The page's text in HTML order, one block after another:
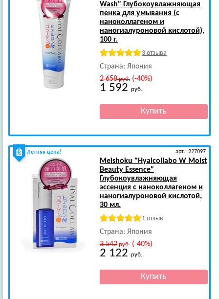
Wash" Глубокоувлажняющая
пенка для умывания (с
наноколлагеном и
наногиалуроновой кислотой),
100 г.
3 отзыва
Страна: Япония
2 658руб.(-40%)
1 592 руб.
Летняя цена! арт.: 227097
Meishoku "Hyalcollabo W Moist
Beauty Essence"
Глубокоувлажняющая
эссенция с наноколлагеном и
наногиалуроновой кислотой,
30 мл.
1 отзыв
Страна: Япония
3 542руб.(-40%)
2 122 руб.